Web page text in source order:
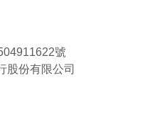
號
股份有限公司